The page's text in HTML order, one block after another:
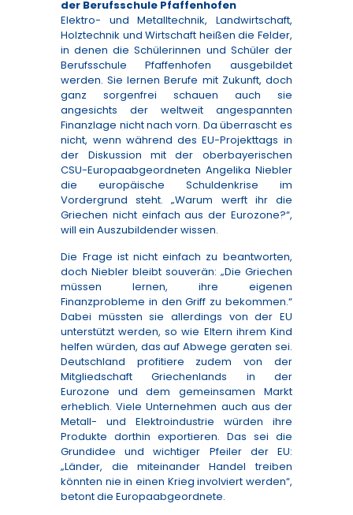
der Berufsschule Pfaffenhofen
Elektro- und Metalltechnik, Landwirtschaft,
Holztechnik und Wirtschaft heißen die Felder,
in denen die Schülerinnen und Schüler der
Berufsschule Pfaffenhofen ausgebildet
werden. Sie lernen Berufe mit Zukunft, doch
ganz sorgenfrei schauen auch sie
angesichts der weltweit angespannten
Finanzlage nicht nach vorn. Da überrascht es
nicht, wenn während des EU-Projekttags in
der Diskussion mit der oberbayerischen
CSU-Europaabgeordneten Angelika Niebler
die europäische Schuldenkrise im
Vordergrund steht. „Warum werft ihr die
Griechen nicht einfach aus der Eurozone?“,
will ein Auszubildender wissen.
Die Frage ist nicht einfach zu beantworten,
doch Niebler bleibt souverän: „Die Griechen
müssen lernen, ihre eigenen
Finanzprobleme in den Griff zu bekommen.“
Dabei müssten sie allerdings von der EU
unterstützt werden, so wie Eltern ihrem Kind
helfen würden, das auf Abwege geraten sei.
Deutschland profitiere zudem von der
Mitgliedschaft Griechenlands in der
Eurozone und dem gemeinsamen Markt
erheblich. Viele Unternehmen auch aus der
Metall- und Elektroindustrie würden ihre
Produkte dorthin exportieren. Das sei die
Grundidee und wichtiger Pfeiler der EU:
„Länder, die miteinander Handel treiben
könnten nie in einen Krieg involviert werden“,
betont die Europaabgeordnete.